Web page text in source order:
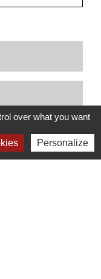
privé
over what you want
Personalize